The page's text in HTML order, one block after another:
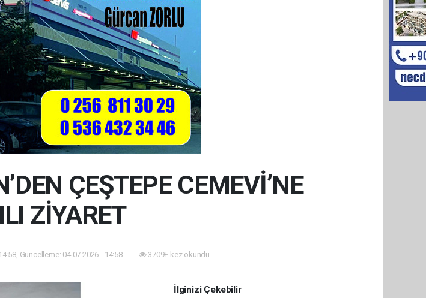
ÇEŞTEPE CEMEVİ’NE
ZİYARET
Güncelleme: 04.07.2026 - 14:58 3709+ kez okundu.
İlginizi Çekebilir